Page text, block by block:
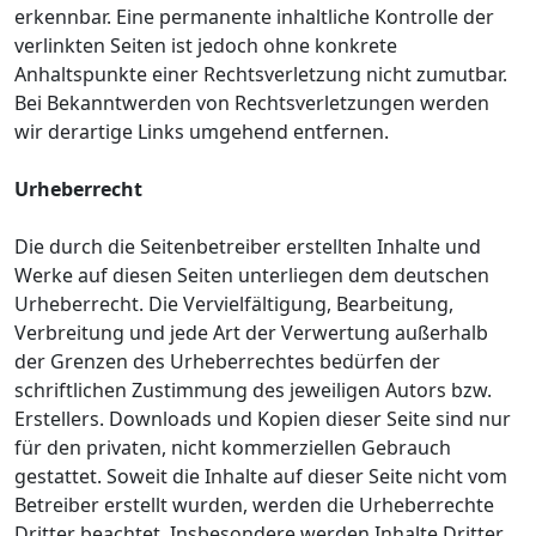
erkennbar. Eine permanente inhaltliche Kontrolle der
verlinkten Seiten ist jedoch ohne konkrete
Anhaltspunkte einer Rechtsverletzung nicht zumutbar.
Bei Bekanntwerden von Rechtsverletzungen werden
wir derartige Links umgehend entfernen.
Urheberrecht
Die durch die Seitenbetreiber erstellten Inhalte und
Werke auf diesen Seiten unterliegen dem deutschen
Urheberrecht. Die Vervielfältigung, Bearbeitung,
Verbreitung und jede Art der Verwertung außerhalb
der Grenzen des Urheberrechtes bedürfen der
schriftlichen Zustimmung des jeweiligen Autors bzw.
Erstellers. Downloads und Kopien dieser Seite sind nur
für den privaten, nicht kommerziellen Gebrauch
gestattet. Soweit die Inhalte auf dieser Seite nicht vom
Betreiber erstellt wurden, werden die Urheberrechte